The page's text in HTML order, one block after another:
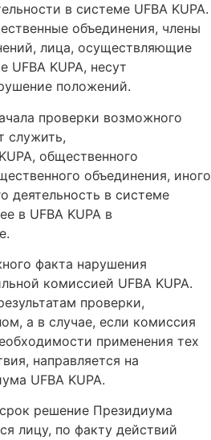
в системе UFBA KUPA.
объединения, члены
лица, осуществляющие
UFBA KUPA, несут
положений.
проверки возможного
служить,
общественного
объединения, иного
деятельность в системе
в UFBA KUPA в
факта нарушения
комиссией UFBA KUPA.
проверки,
а в случае, если комиссия
применения тех
направляется на
UFBA KUPA.
решение Президиума
лицу, по факту действий